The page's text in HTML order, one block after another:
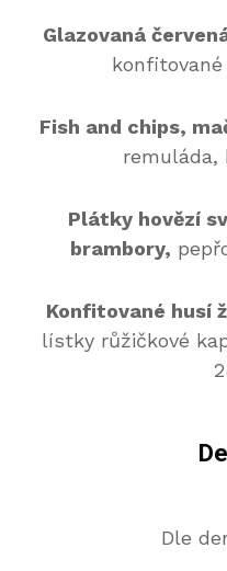
Glazovaná
Fish and chips,
remuláda,
Plátky hovězí
brambory,
Konfitované husí
lístky růžičkové
Dle